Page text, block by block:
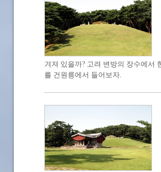
겨져 있을까? 고려 변방의 장수에서
를 건원릉에서 들어보자.